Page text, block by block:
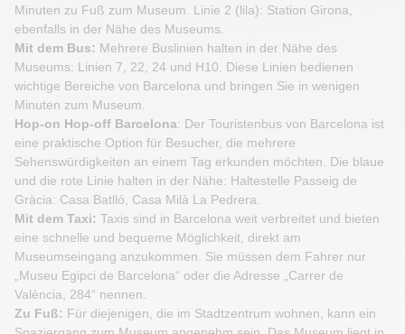
Minuten zu Fuß zum Museum. Linie 2 (lila): Station Girona,
ebenfalls in der Nähe des Museums.
Mit dem Bus: Mehrere Buslinien halten in der Nähe des
Museums: Linien 7, 22, 24 und H10. Diese Linien bedienen
wichtige Bereiche von Barcelona und bringen Sie in wenigen
Minuten zum Museum.
Hop-on Hop-off Barcelona: Der Touristenbus von Barcelona ist
eine praktische Option für Besucher, die mehrere
Sehenswürdigkeiten an einem Tag erkunden möchten. Die blaue
und die rote Linie halten in der Nähe: Haltestelle Passeig de
Gràcia: Casa Batlló, Casa Milà La Pedrera.
Mit dem Taxi: Taxis sind in Barcelona weit verbreitet und bieten
eine schnelle und bequeme Möglichkeit, direkt am
Museumseingang anzukommen. Sie müssen dem Fahrer nur
„Museu Egipci de Barcelona“ oder die Adresse „Carrer de
València, 284“ nennen.
Zu Fuß: Für diejenigen, die im Stadtzentrum wohnen, kann ein